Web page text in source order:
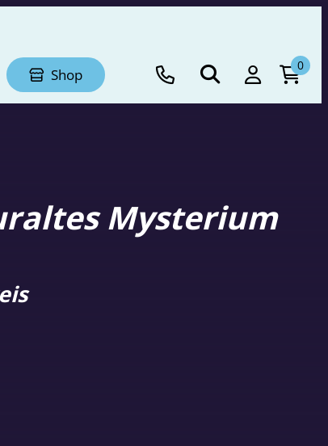
Shop
0
Mysterium